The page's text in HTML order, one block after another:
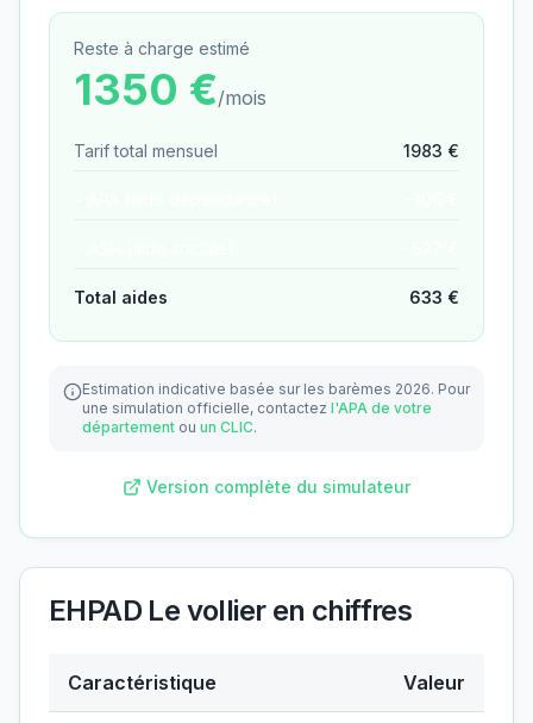
Reste à charge estimé
1350 €/mois
Tarif total mensuel 1983 €
Total aides 633 €
Estimation indicative basée sur les barèmes 2026. Pour
une simulation officielle, contactez l'APA de votre
département ou un CLIC.
Version complète du simulateur
EHPAD Le vollieren chiffres
Caractéristique Valeur